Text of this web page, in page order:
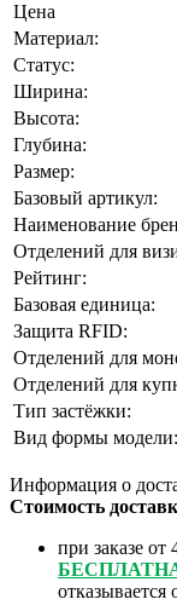
Цена
Материал:
Статус:
Ширина:
Высота:
Глубина:
Размер:
Базовый артикул:
Наименование
Отделений для
Рейтинг:
Базовая единица:
Защита RFID:
Отделений для
Отделений для
Тип застёжки:
Вид формы модели:
Информация о
Стоимость
при заказе
отказывается